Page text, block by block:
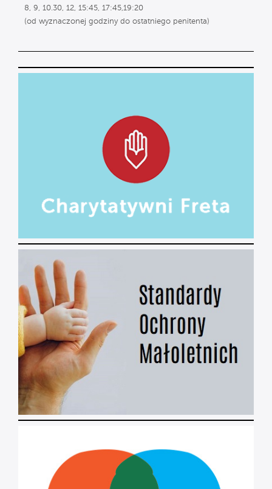
8, 9, 10.30, 12, 15:45, 17:45,19:20
(od wyznaczonej godziny do ostatniego penitenta)